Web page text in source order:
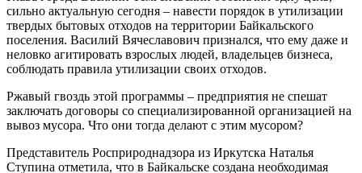
сильно актуальную сегодня – навести порядок в утилизации
твердых бытовых отходов на территории Байкальского
поселения. Василий Вячеславович признался, что ему даже и
неловко агитировать взрослых людей, владельцев бизнеса,
соблюдать правила утилизации своих отходов.
Ржавый гвоздь этой программы – предприятия не спешат
заключать договоры со специализированной организацией на
вывоз мусора. Что они тогда делают с этим мусором?
Представитель Росприроднадзора из Иркутска Наталья
Ступина отметила, что в Байкальске создана необходимая